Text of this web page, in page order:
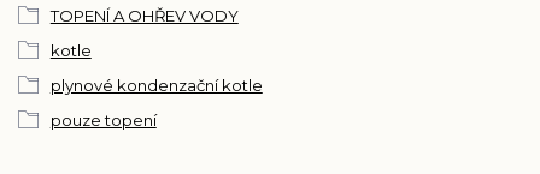
TOPENÍ A OHŘEV VODY
kotle
plynové kondenzační kotle
pouze topení